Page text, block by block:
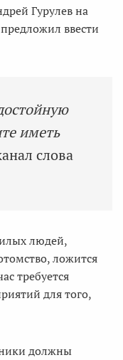
Гурулев на
ввести
иметь
слова
людей,
ложится
требуется
для того,
должны